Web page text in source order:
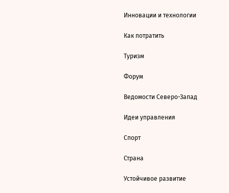
Инновации и технологии
Как потратить
Туризм
Форум
Ведомости Северо-Запад
Идеи управления
Спорт
Страна
Устойчивое развитие